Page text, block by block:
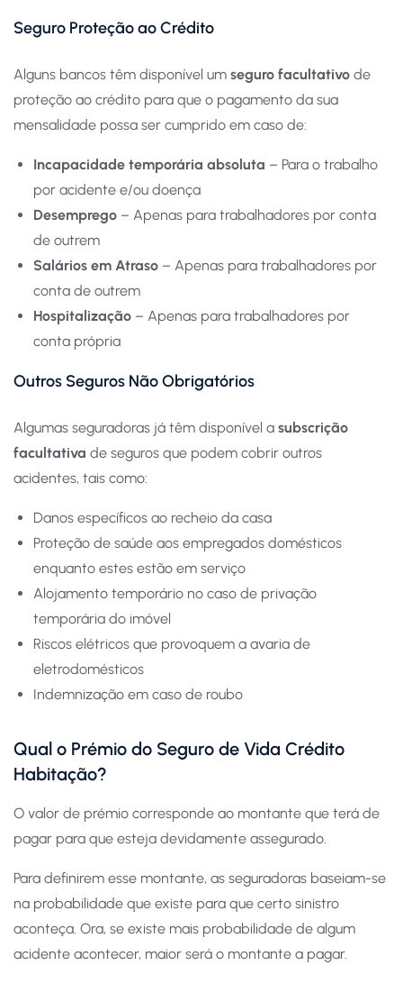
Seguro Proteção ao Crédito
Alguns bancos têm disponível um seguro facultativo de
proteção ao crédito para que o pagamento da sua
mensalidade possa ser cumprido em caso de:
Incapacidade temporária absoluta – Para o trabalho
por acidente e/ou doença
Desemprego – Apenas para trabalhadores por conta
de outrem
Salários em Atraso – Apenas para trabalhadores por
conta de outrem
Hospitalização – Apenas para trabalhadores por
conta própria
Outros Seguros Não Obrigatórios
Algumas seguradoras já têm disponível a subscrição
facultativa de seguros que podem cobrir outros
acidentes, tais como:
Danos específicos ao recheio da casa
Proteção de saúde aos empregados domésticos
enquanto estes estão em serviço
Alojamento temporário no caso de privação
temporária do imóvel
Riscos elétricos que provoquem a avaria de
eletrodomésticos
Indemnização em caso de roubo
Qual o Prémio do Seguro de Vida Crédito
Habitação?
O valor de prémio corresponde ao montante que terá de
pagar para que esteja devidamente assegurado.
Para definirem esse montante, as seguradoras baseiam-se
na probabilidade que existe para que certo sinistro
aconteça. Ora, se existe mais probabilidade de algum
acidente acontecer, maior será o montante a pagar.